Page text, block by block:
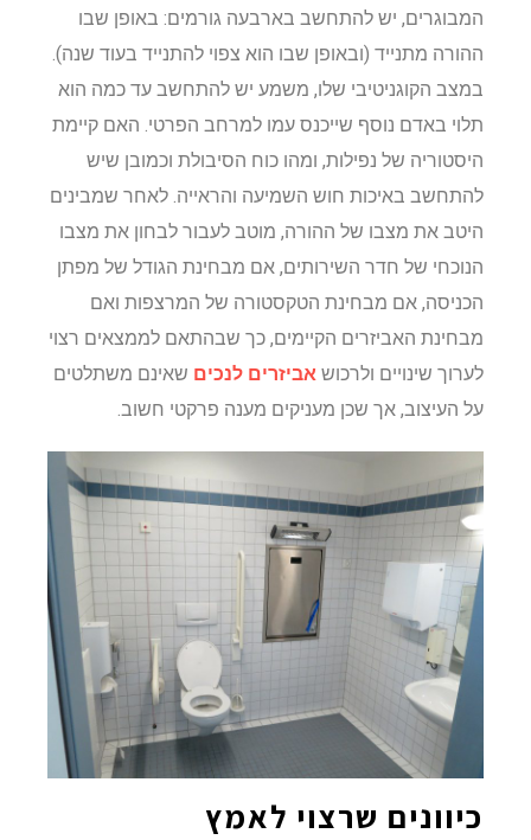
המבוגרים, יש להתחשב בארבעה גורמים: באופן שבו
ההורה מתנייד (ובאופן שבו הוא צפוי להתנייד בעוד שנה).
במצב הקוגניטיבי שלו, משמע יש להתחשב עד כמה הוא
תלוי באדם נוסף שייכנס עמו למרחב הפרטי. האם קיימת
היסטוריה של נפילות, ומהו כוח הסיבולת וכמובן שיש
להתחשב באיכות חוש השמיעה והראייה. לאחר שמבינים
היטב את מצבו של ההורה, מוטב לעבור לבחון את מצבו
הנוכחי של חדר השירותים, אם מבחינת הגודל של מפתן
הכניסה, אם מבחינת הטקסטורה של המרצפות ואם
מבחינת האביזרים הקיימים, כך שבהתאם לממצאים רצוי
לערוך שינויים ולרכושאביזרים לנכיםשאינם משתלטים
על העיצוב, אך שכן מעניקים מענה פרקטי חשוב.
כיוונים שרצוי לאמץ